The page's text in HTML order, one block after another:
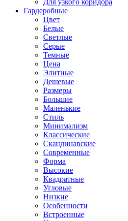
Для узкого коридора
Гардеробные
Цвет
Белые
Светлые
Серые
Темные
Цена
Элитные
Дешевые
Размеры
Большие
Маленькие
Стиль
Минимализм
Классические
Скандинавские
Современные
Форма
Высокие
Квадратные
Угловые
Низкие
Особенности
Встроенные